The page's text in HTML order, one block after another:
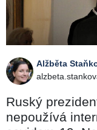
Alžběta
Ruský
nepoužívá